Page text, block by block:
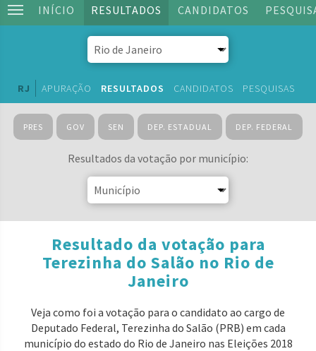
INÍCIO RESULTADOS CANDIDATOS
RJ APURAÇÃO RESULTADOS CANDIDATOS PESQUISAS
PRES GOV SEN DEP. ESTADUAL DEP. FEDERAL
Resultados da votação por município:
Resultado da votação para
Terezinha do Salão no Rio de
Janeiro
Veja como foi a votação para o candidato ao cargo de
Deputado Federal, Terezinha do Salão (PRB) em cada
município do estado do Rio de Janeiro nas Eleições 2018